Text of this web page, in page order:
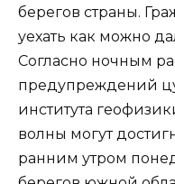
берегов страны.
уехать как можно
Согласно ночным
предупреждений
института
волны могут
ранним утром